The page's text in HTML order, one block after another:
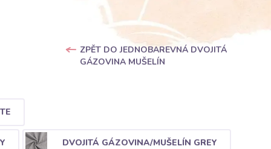
ZPĚT DO JEDNOBAREVNÁ DVOJITÁ
GÁZOVINA MUŠELÍN
DVOJITÁ GÁZOVINA/MUŠELÍN GREY